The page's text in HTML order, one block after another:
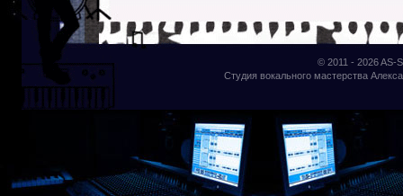
© 2011 - 2026AS-
Студия вокального мастерства